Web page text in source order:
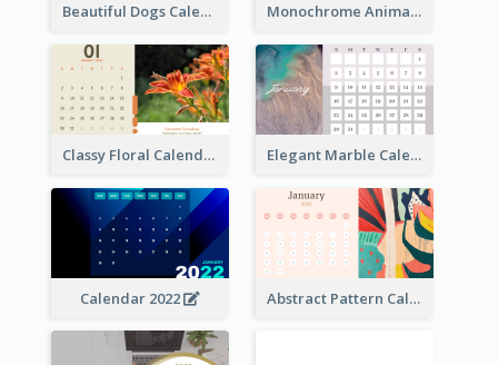
Beautiful Dogs Calendar Monochrome Animals Calendar
Classy Floral Calendar Elegant Marble Calendar
Calendar 2022 Abstract Pattern Calendar 2022